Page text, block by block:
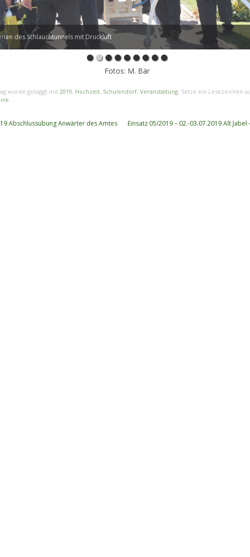
des Schlauchtunnels mit Druckluft
Fotos: M. Bär
wurde getaggt mit 2019, Hochzeit, Schulendorf, Veranstaltung . Setze ein Lesezeichen
Abschlussübung Anwärter des Amtes
Einsatz 05/2019 – 02.-03.07.2019 Alt